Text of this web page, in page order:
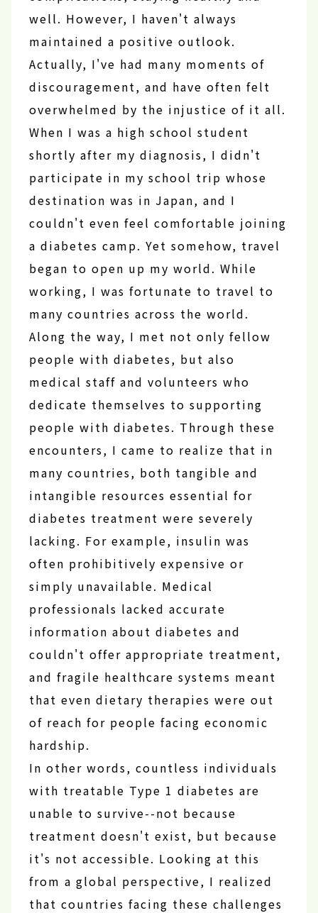
well. However, I haven't always
maintained a positive outlook.
Actually, I've had many moments of
discouragement, and have often felt
overwhelmed by the injustice of it all.
When I was a high school student
shortly after my diagnosis, I didn't
participate in my school trip whose
destination was in Japan, and I
couldn't even feel comfortable joining
a diabetes camp. Yet somehow, travel
began to open up my world. While
working, I was fortunate to travel to
many countries across the world.
Along the way, I met not only fellow
people with diabetes, but also
medical staff and volunteers who
dedicate themselves to supporting
people with diabetes. Through these
encounters, I came to realize that in
many countries, both tangible and
intangible resources essential for
diabetes treatment were severely
lacking. For example, insulin was
often prohibitively expensive or
simply unavailable. Medical
professionals lacked accurate
information about diabetes and
couldn't offer appropriate treatment,
and fragile healthcare systems meant
that even dietary therapies were out
of reach for people facing economic
hardship.
In other words, countless individuals
with treatable Type 1 diabetes are
unable to survive--not because
treatment doesn't exist, but because
it's not accessible. Looking at this
from a global perspective, I realized
that countries facing these challenges